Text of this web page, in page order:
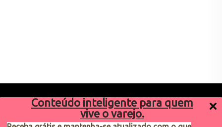
Conteúdo inteligente para quem
vive o varejo.